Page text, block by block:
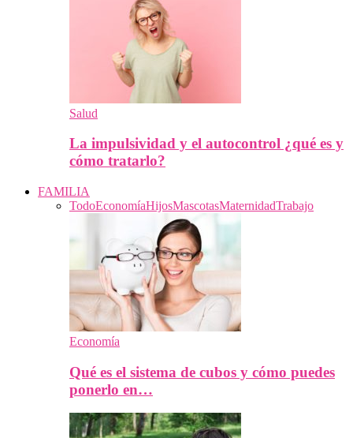
Salud
La impulsividad y el autocontrol ¿qué es y
cómo tratarlo?
FAMILIA
TodoEconomíaHijosMascotasMaternidadTrabajo
Economía
Qué es el sistema de cubos y cómo puedes
ponerlo en…